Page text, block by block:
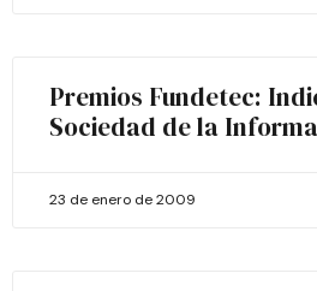
Premios Fundetec:
Sociedad de la
23 de enero de 2009